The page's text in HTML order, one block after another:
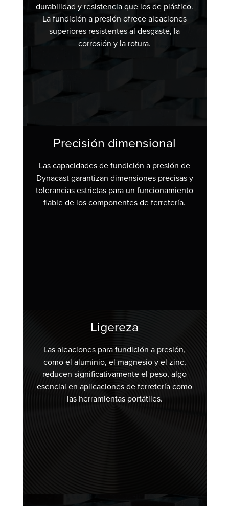
durabilidad y resistencia que los de plástico.
La fundición a presión ofrece aleaciones
superiores resistentes al desgaste, la
corrosión y la rotura.
Precisión dimensional
Las capacidades de fundición a presión de
Dynacast garantizan dimensiones precisas y
tolerancias estrictas para un funcionamiento
fiable de los componentes de ferretería.
Ligereza
Las aleaciones para fundición a presión,
como el aluminio, el magnesio y el zinc,
reducen significativamente el peso, algo
esencial en aplicaciones de ferretería como
las herramientas portátiles.